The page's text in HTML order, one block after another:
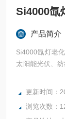
Si4000氙
产品简介
Si4000氙灯老
太阳能光伏、
耐候性测试。
更新时间：
浏览次数：